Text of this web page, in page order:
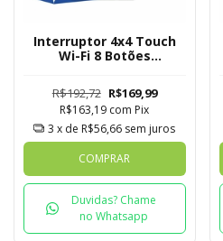
Interruptor 4x4 Touch
Wi-Fi 8 Botões
R$192,72 R$169,99
R$163,19 com Pix
3 x de R$56,66 sem juros
COMPRAR
Duvidas? Chame
no Whatsapp